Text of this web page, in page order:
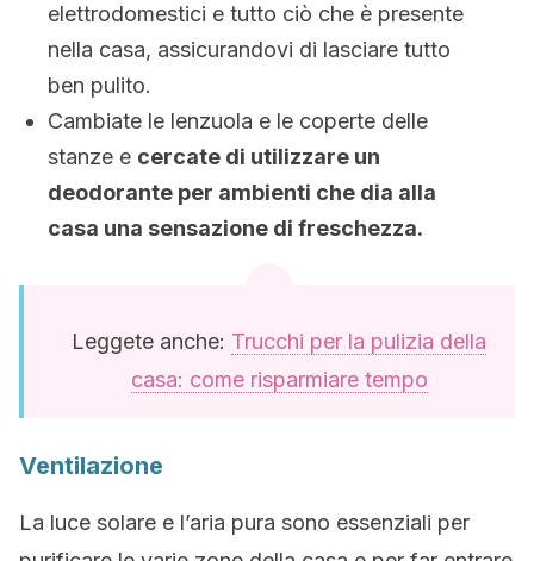
elettrodomestici e tutto ciò che è presente
nella casa, assicurandovi di lasciare tutto
ben pulito.
Cambiate le lenzuola e le coperte delle
stanze e cercate di utilizzare un
deodorante per ambienti che dia alla
casa una sensazione di freschezza.
Leggete anche: Trucchi per la pulizia della
casa: come risparmiare tempo
Ventilazione
La luce solare e l’aria pura sono essenziali per